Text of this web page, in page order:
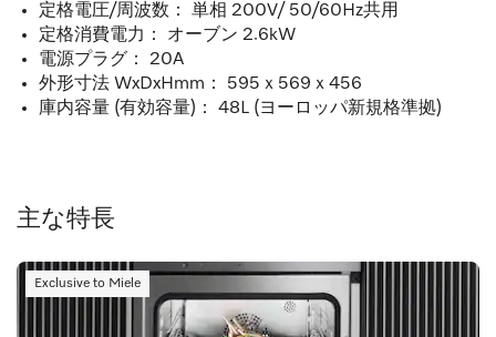
定格電圧/周波数： 単相 200V/ 50/60Hz共用
定格消費電力： オーブン 2.6kW
電源プラグ： 20A
外形寸法 WxDxHmm： 595ｘ569ｘ456
庫内容量 (有効容量)： 48L (ヨーロッパ新規格準拠)
主な特長
Exclusive to Miele